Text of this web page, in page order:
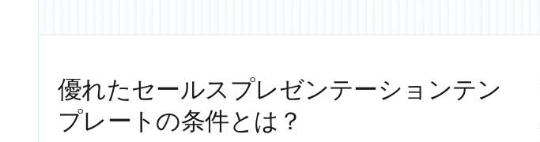
優れたセールスプレゼンテーションテン
プレートの条件とは？